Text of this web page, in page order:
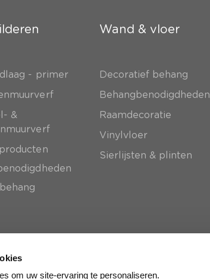
om uw site-ervaring te personaliseren.
- primer
&
Wand & vloer
Decoratief behang
Behangbenodigdheden
Raamdecoratie
Vinylvloer
Sierlijsten & plinten